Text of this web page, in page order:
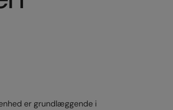
er grundlæggende i